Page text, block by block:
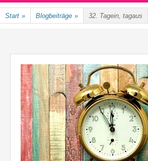
Zum
Inhalt
Start » Blogbeiträge » 32. Tagein, tagaus